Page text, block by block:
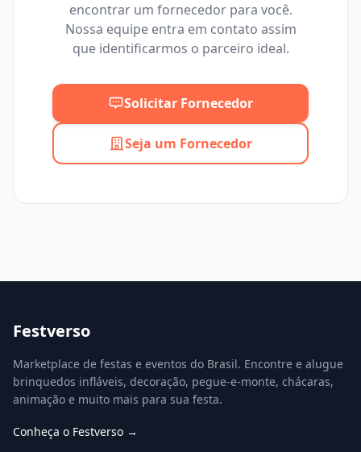
Máximo
encontrar um fornecedor para você.
Nossa equipe entra em contato assim
que identificarmos o parceiro ideal.
Solicitar Fornecedor
Seja um Fornecedor
Festverso
Marketplace de festas e eventos do Brasil. Encontre e alugue
brinquedos infláveis, decoração, pegue-e-monte, chácaras,
animação e muito mais para sua festa.
Conheça o Festverso →